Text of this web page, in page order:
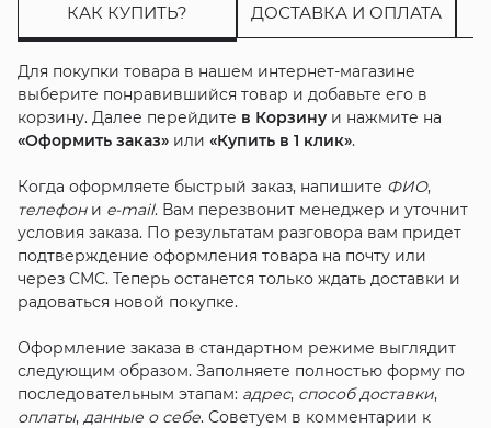
КАК КУПИТЬ? ДОСТАВКА И ОПЛАТА
Для покупки товара в нашем интернет-магазине
выберите понравившийся товар и добавьте его в
корзину. Далее перейдите в Корзинуи нажмите на
«Оформить заказ»или «Купить в 1 клик».
Когда оформляете быстрый заказ, напишите ФИО,
телефони e-mail. Вам перезвонит менеджер и уточнит
условия заказа. По результатам разговора вам придет
подтверждение оформления товара на почту или
через СМС. Теперь останется только ждать доставки и
радоваться новой покупке.
Оформление заказа в стандартном режиме выглядит
следующим образом. Заполняете полностью форму по
последовательным этапам: адрес, способ доставки,
оплаты, данные о себе. Советуем в комментарии к